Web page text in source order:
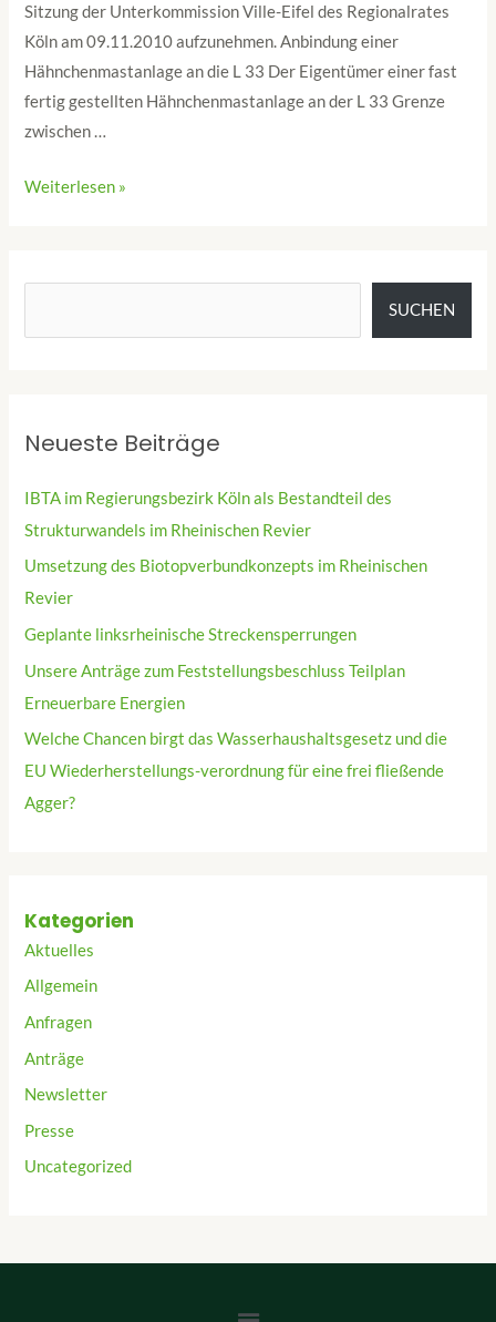
Sitzung der Unterkommission Ville-Eifel des Regionalrates
Köln am 09.11.2010 aufzunehmen. Anbindung einer
Hähnchenmastanlage an die L 33 Der Eigentümer einer fast
fertig gestellten Hähnchenmastanlage an der L 33 Grenze
zwischen …
Weiterlesen »
SUCHEN
Neueste Beiträge
IBTA im Regierungsbezirk Köln als Bestandteil des
Strukturwandels im Rheinischen Revier
Umsetzung des Biotopverbundkonzepts im Rheinischen
Revier
Geplante linksrheinische Streckensperrungen
Unsere Anträge zum Feststellungsbeschluss Teilplan
Erneuerbare Energien
Welche Chancen birgt das Wasserhaushaltsgesetz und die
EU Wiederherstellungs-verordnung für eine frei fließende
Agger?
Kategorien
Aktuelles
Allgemein
Anfragen
Anträge
Newsletter
Presse
Uncategorized